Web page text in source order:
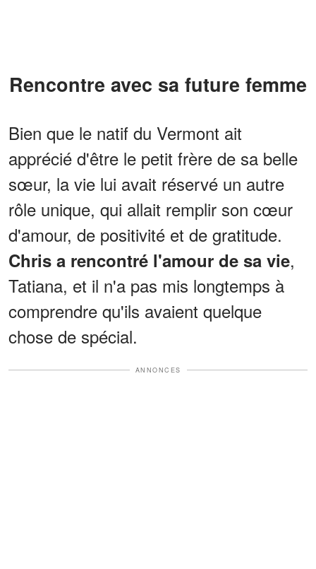
Rencontre avec sa future femme
Bien que le natif du Vermont ait
apprécié d'être le petit frère de sa belle
sœur, la vie lui avait réservé un autre
rôle unique, qui allait remplir son cœur
d'amour, de positivité et de gratitude.
Chris a rencontré l'amour de sa vie,
Tatiana, et il n'a pas mis longtemps à
comprendre qu'ils avaient quelque
chose de spécial.
ANNONCES